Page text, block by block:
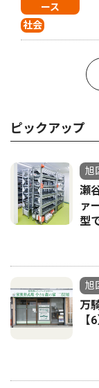
ース
社会
ピックアップ
旭
瀬
ァ
型
旭
万
【